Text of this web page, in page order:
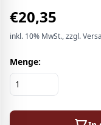
€20,35
inkl. 10% MwSt., zzgl.
Menge: